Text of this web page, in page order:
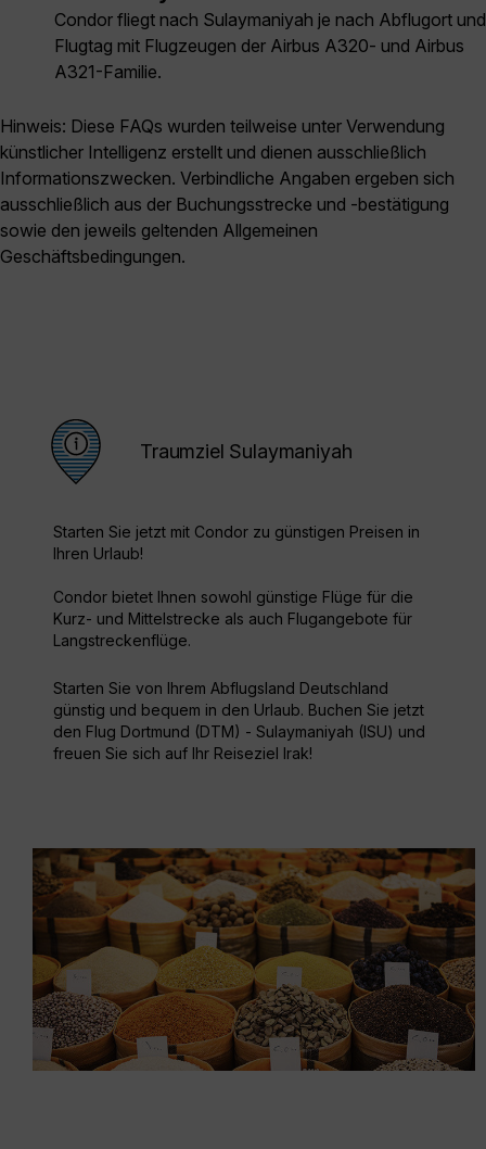
Condor fliegt nach Sulaymaniyah je nach Abflugort und
Flugtag mit Flugzeugen der Airbus A320- und Airbus
A321-Familie.
Hinweis: Diese FAQs wurden teilweise unter Verwendung
künstlicher Intelligenz erstellt und dienen ausschließlich
Informationszwecken. Verbindliche Angaben ergeben sich
ausschließlich aus der Buchungsstrecke und -bestätigung
sowie den jeweils geltenden Allgemeinen
Geschäftsbedingungen.
Traumziel Sulaymaniyah
Starten Sie jetzt mit Condor zu günstigen Preisen in
Ihren Urlaub!
Condor bietet Ihnen sowohl günstige Flüge für die
Kurz- und Mittelstrecke als auch Flugangebote für
Langstreckenflüge.
Starten Sie von Ihrem Abflugsland Deutschland
günstig und bequem in den Urlaub. Buchen Sie jetzt
den Flug Dortmund (DTM) - Sulaymaniyah (ISU) und
freuen Sie sich auf Ihr Reiseziel Irak!